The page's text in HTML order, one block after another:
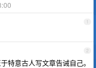
1
2
特意古人写文章告诫自己。